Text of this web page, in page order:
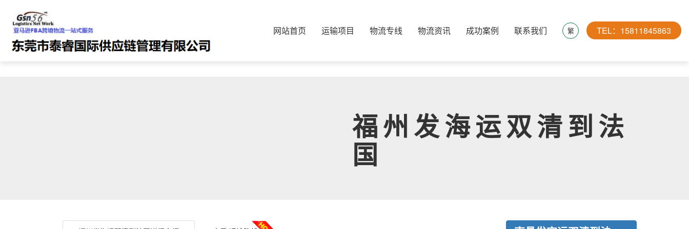
TEL：15811845863
繁
网站首页 运输项目 物流专线 物流资讯 成功案例 联系我们
福州发海运双清到法
国